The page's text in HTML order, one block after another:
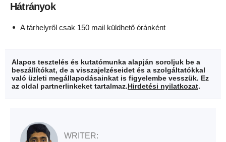
Hátrányok
A tárhelyről csak 150 mail küldhető óránként
Alapos tesztelés és kutatómunka alapján soroljuk be a
beszállítókat, de a visszajelzéseidet és a szolgáltatókkal
való üzleti megállapodásainkat is figyelembe vesszük. Ez
az oldal partnerlinkeket tartalmaz.Hirdetési nyilatkozat.
WRITER: